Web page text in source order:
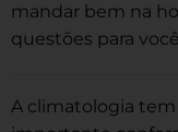
mandar bem na
questões para
A climatologia